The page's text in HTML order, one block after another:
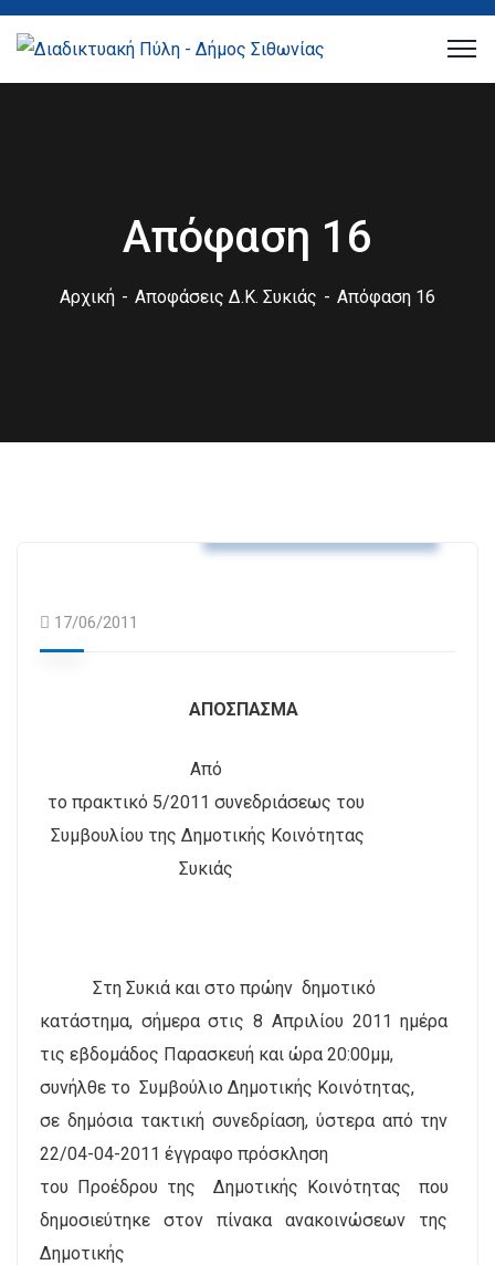
Απόφαση 16
Αρχική Αποφάσεις Δ.Κ. Συκιάς Απόφαση 16
17/06/2011
ΑΠΟΣΠΑΣΜΑ
Από
το πρακτικό 5/2011 συνεδριάσεως του
Συμβουλίου της Δημοτικής Κοινότητας
Συκιάς
Στη Συκιά και στο πρώην δημοτικό
κατάστημα, σήμερα στις 8 Απριλίου 2011 ημέρα
τις εβδομάδος Παρασκευή και ώρα 20:00μμ,
συνήλθε το Συμβούλιο Δημοτικής Κοινότητας,
σε δημόσια τακτική συνεδρίαση, ύστερα από την
22/04-04-2011 έγγραφο πρόσκληση
του Προέδρου της
Δημοτικής Κοινότητας
που
δημοσιεύτηκε στον πίνακα ανακοινώσεων της
Δημοτικής